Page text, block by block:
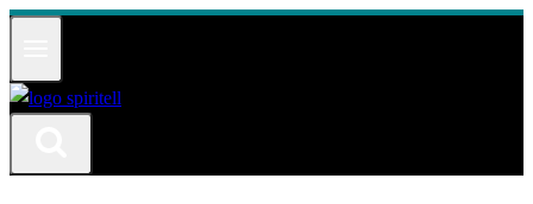
Към